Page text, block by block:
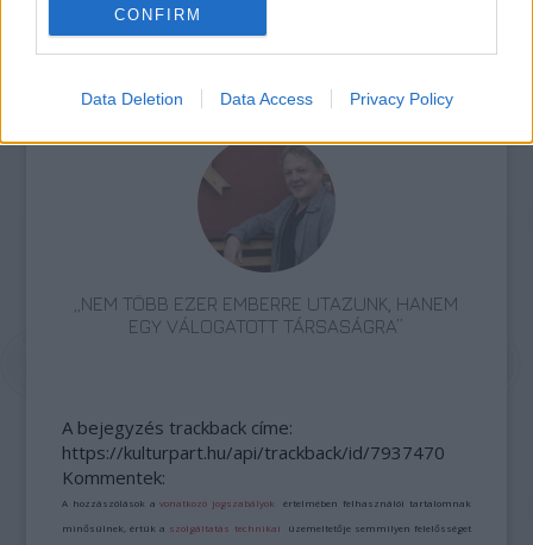
CONFIRM
Data Deletion Data Access Privacy Policy
ETNOFON AZ I. ONIFESZT-EN
„NEM TÖBB EZER EMBERRE UTAZUNK, HANEM
EGY VÁLOGATOTT TÁRSASÁGRA”
A bejegyzés trackback címe:
https://kulturpart.hu/api/trackback/id/7937470
Kommentek:
A hozzászólások avonatkozó jogszabályok értelmében felhasználói tartalomnak
minősülnek, értük a szolgáltatás technikai üzemeltetője semmilyen felelősséget